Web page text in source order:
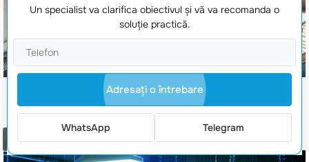
Design de site-uri in Figma
Un specialist va clarifica obiectivul şi vă va recomanda o
soluţie practică.
Adresaţi o întrebare
WhatsApp Telegram
Comanda un apel